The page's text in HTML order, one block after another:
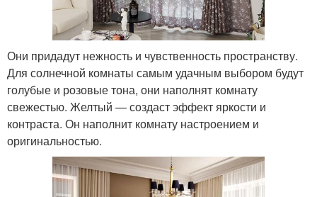
Они придадут нежность и чувственность пространству.
Для солнечной комнаты самым удачным выбором будут
голубые и розовые тона, они наполнят комнату
свежестью. Желтый — создаст эффект яркости и
контраста. Он наполнит комнату настроением и
оригинальностью.